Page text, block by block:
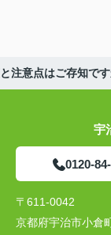
注意点はご存知で
宇
0120-
〒611-0042
京都府宇治市小倉